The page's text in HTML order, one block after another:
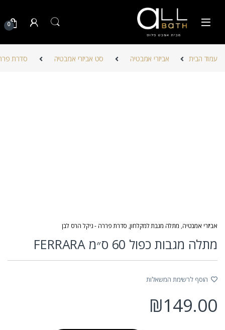
0
עמוד הבית אביזרי אמבטיה סט אביזרי אמבטיה סדרת
אביזרי אמבטיה, מתלה מגבת למקלחון, סדרת פררה - ניקל הרס לבן
מתלה מגבות כפול 60 ס״מ FERRARA
הוסף לרשימת המשאלות
₪149.00